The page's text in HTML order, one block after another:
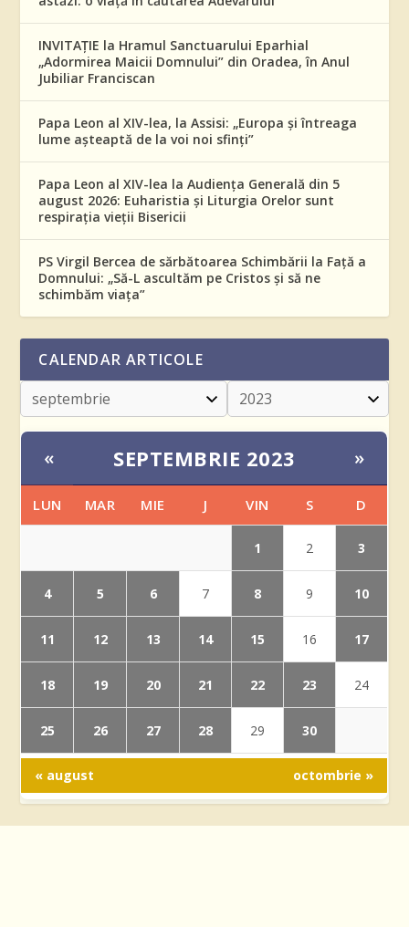
INVITAȚIE la Hramul Sanctuarului Eparhial
„Adormirea Maicii Domnului” din Oradea, în Anul
Jubiliar Franciscan
Papa Leon al XIV-lea, la Assisi: „Europa și întreaga
lume așteaptă de la voi noi sfinți”
Papa Leon al XIV-lea la Audiența Generală din 5
august 2026: Euharistia și Liturgia Orelor sunt
respirația vieții Bisericii
PS Virgil Bercea de sărbătoarea Schimbării la Față a
Domnului: „Să-L ascultăm pe Cristos și să ne
schimbăm viața”
CALENDAR ARTICOLE
« SEPTEMBRIE 2023 »
LUN MAR MIE J VIN S D
1 2 3
4 5 6 7 8 9 10
11 12 13 14 15 16 17
18 19 20 21 22 23 24
25 26 27 28 29 30
« august octombrie »